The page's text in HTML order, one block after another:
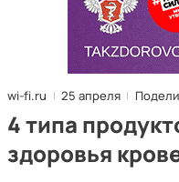
wi-fi.ru 25 апреля
4 типа
здоровья